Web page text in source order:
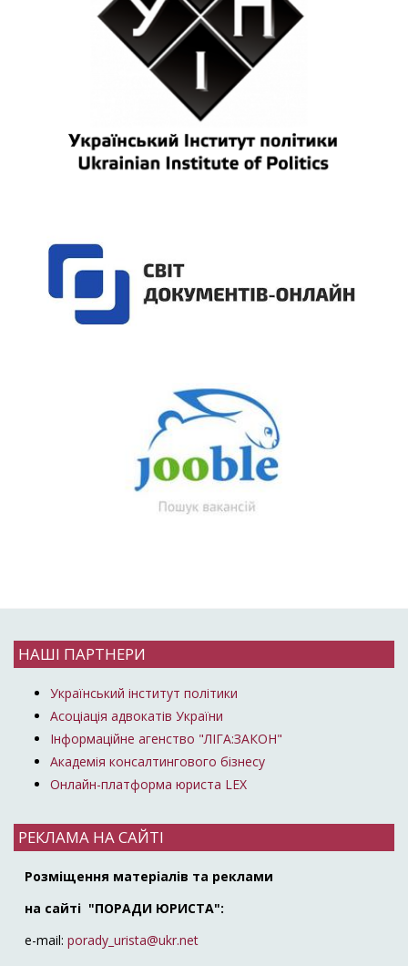
НАШІ ПАРТНЕРИ
Український інститут політики
Асоціація адвокатів України
Інформаційне агенство "ЛІГА:ЗАКОН"
Академія консалтингового бізнесу
Онлайн-платформа юриста LEX
РЕКЛАМА НА САЙТІ
Розміщення матеріалів та реклами
на сайті "ПОРАДИ ЮРИСТА":
e-mail: porady_urista@ukr.net